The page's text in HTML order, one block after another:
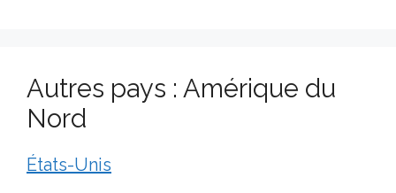
Autres pays : Amérique du
Nord
États-Unis